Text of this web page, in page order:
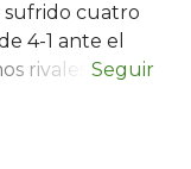
sufrido cuatro
4-1 ante el
rivales.